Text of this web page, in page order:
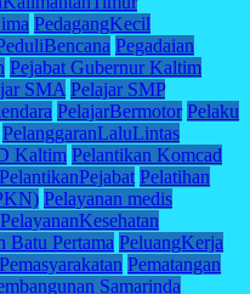
PedagangKecil
Pegadaian
Pejabat Gubernur Kaltim
SMA Pelajar SMP
PelajarBermotor Pelaku
PelanggaranLaluLintas
Kaltim Pelantikan Komcad
PelantikanPejabat Pelatihan
Pelayanan medis
PelayananKesehatan
Batu Pertama PeluangKerja
Pemasyarakatan Pematangan
Samarinda